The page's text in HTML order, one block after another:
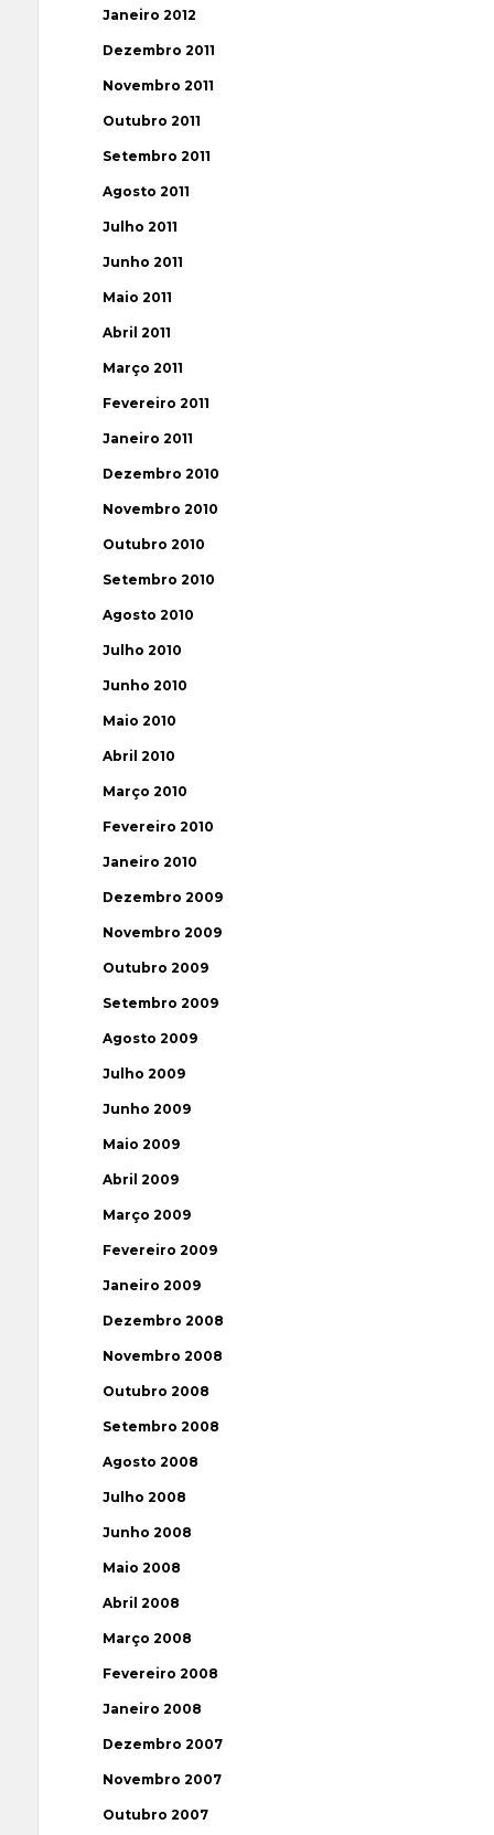
Janeiro 2012
Dezembro 2011
Novembro 2011
Outubro 2011
Setembro 2011
Agosto 2011
Julho 2011
Junho 2011
Maio 2011
Abril 2011
Março 2011
Fevereiro 2011
Janeiro 2011
Dezembro 2010
Novembro 2010
Outubro 2010
Setembro 2010
Agosto 2010
Julho 2010
Junho 2010
Maio 2010
Abril 2010
Março 2010
Fevereiro 2010
Janeiro 2010
Dezembro 2009
Novembro 2009
Outubro 2009
Setembro 2009
Agosto 2009
Julho 2009
Junho 2009
Maio 2009
Abril 2009
Março 2009
Fevereiro 2009
Janeiro 2009
Dezembro 2008
Novembro 2008
Outubro 2008
Setembro 2008
Agosto 2008
Julho 2008
Junho 2008
Maio 2008
Abril 2008
Março 2008
Fevereiro 2008
Janeiro 2008
Dezembro 2007
Novembro 2007
Outubro 2007